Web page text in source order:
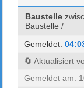
Baustelle
Baustelle /
Gemeldet:
🔄 Aktualisiert
Gemeldet am: